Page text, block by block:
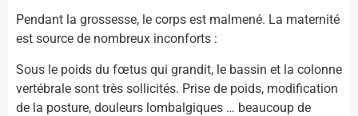
Pendant la grossesse, le corps est malmené. La maternité
est source de nombreux inconforts :
Sous le poids du fœtus qui grandit, le bassin et la colonne
vertébrale sont très sollicités. Prise de poids, modification
de la posture, douleurs lombalgiques … beaucoup de